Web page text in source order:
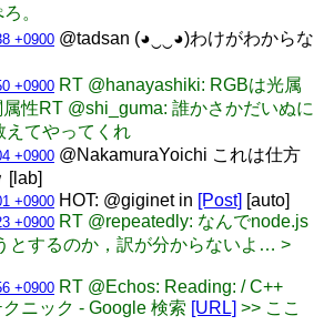
。
+0900 @tadsan (◕‿‿◕)わけがわからな
+0900 RT @hanayashiki: RGBは光属
性RT @shi_guma: 誰かさかだいぬに
えてやってくれ
+0900 @NakamuraYoichi これは仕方
[lab]
+0900 HOT: @giginet in [Post] [auto]
+0900 RT @repeatedly: なんでnode.js
とするのか，訳が分からないよ… >
+0900 RT @Echos: Reading: / C++
ニック - Google 検索 [URL] >> ここ